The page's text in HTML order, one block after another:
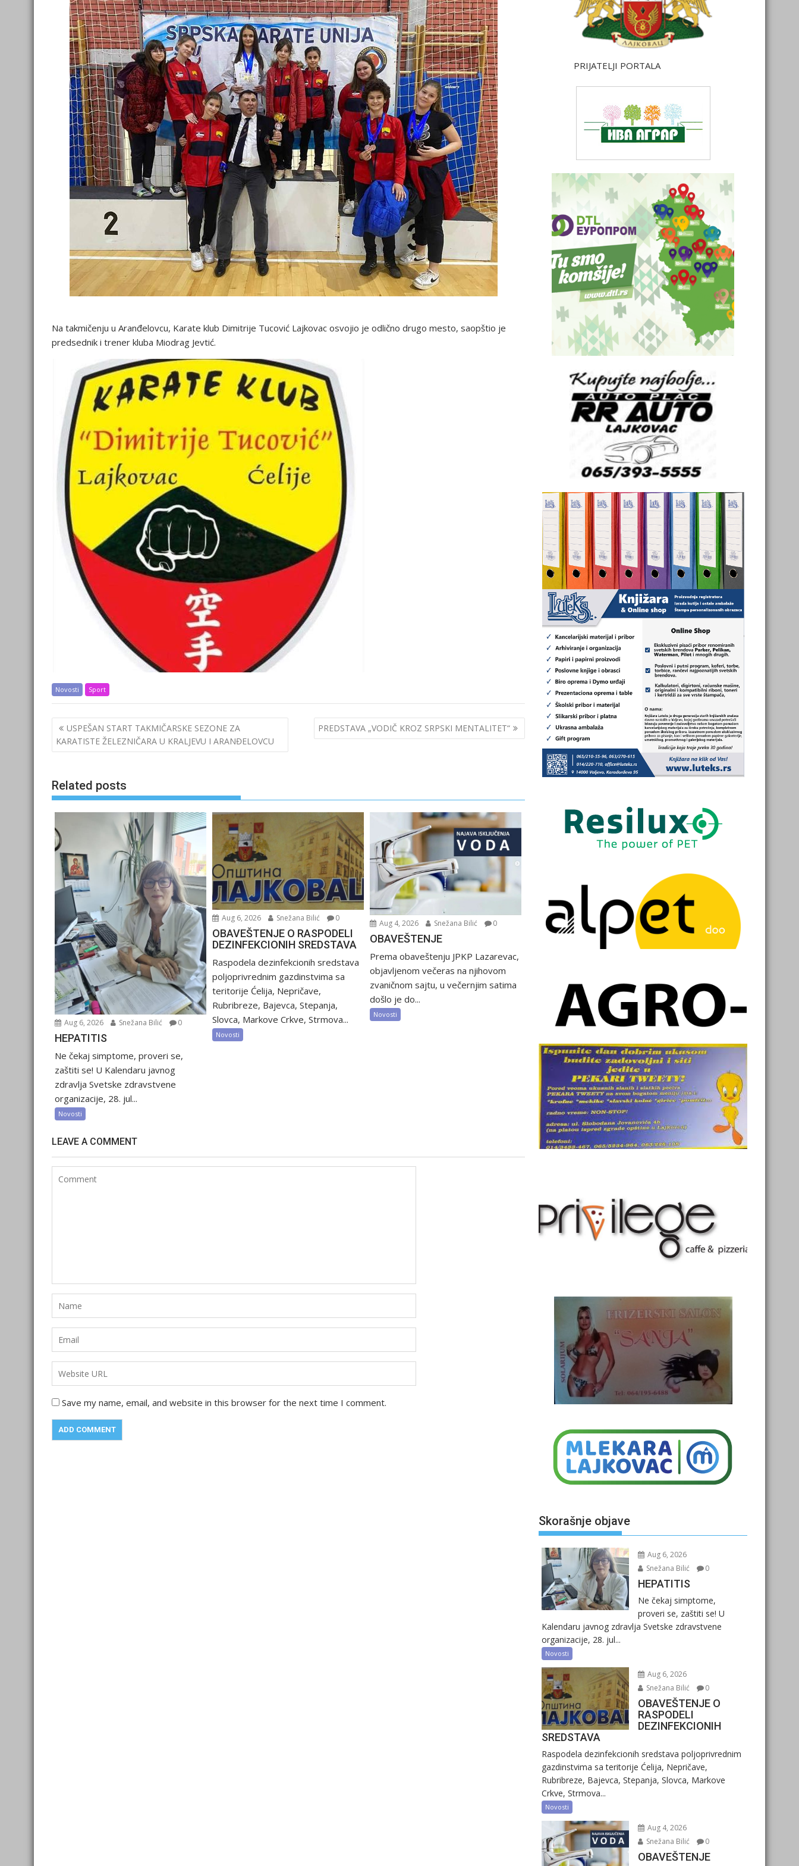
Na takmičenju u Aranđelovcu, Karate klub Dimitrije Tucović Lajkovac osvojio je odlično drugo mesto, saopštio je
predsednik i trener kluba Miodrag Jevtić.
Novosti Sport
Post
navigation
USPEŠAN START TAKMIČARSKE SEZONE ZA
KARATISTE ŽELEZNIČARA U KRALJEVU I ARANĐELOVCU
PREDSTAVA „VODIČ KROZ SRPSKI MENTALITET“
Related posts
Aug 6, 2026 Snežana Bilić 0
HEPATITIS
Ne čekaj simptome, proveri se,
zaštiti se! U Kalendaru javnog
zdravlja Svetske zdravstvene
organizacije, 28. jul...
Novosti
Aug 6, 2026 Snežana Bilić 0
OBAVEŠTENJE O RASPODELI
DEZINFEKCIONIH SREDSTAVA
Raspodela dezinfekcionih sredstava
poljoprivrednim gazdinstvima sa
teritorije Ćelija, Nepričave,
Rubribreze, Bajevca, Stepanja,
Slovca, Markove Crkve, Strmova...
Novosti
Aug 4, 2026 Snežana Bilić 0
OBAVEŠTENJE
Prema obaveštenju JPKP Lazarevac,
objavljenom večeras na njihovom
zvaničnom sajtu, u večernjim satima
došlo je do...
Novosti
LEAVE A COMMENT
Save my name, email, and website in this browser for the next time I comment.
PRIJATELJI PORTALA
Skorašnje objave
Aug 6, 2026
Snežana Bilić
0
HEPATITIS
Ne čekaj simptome,
proveri se, zaštiti se! U
Kalendaru javnog zdravlja Svetske zdravstvene
organizacije, 28. jul...
Novosti
Aug 6, 2026
Snežana Bilić
0
OBAVEŠTENJE O
RASPODELI
DEZINFEKCIONIH
SREDSTAVA
Raspodela dezinfekcionih sredstava poljoprivrednim
gazdinstvima sa teritorije Ćelija, Nepričave,
Rubribreze, Bajevca, Stepanja, Slovca, Markove
Crkve, Strmova...
Novosti
Aug 4, 2026
Snežana Bilić
0
OBAVEŠTENJE